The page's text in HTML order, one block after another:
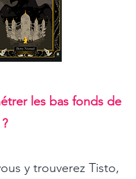
les bas fonds de
y trouverez Tisto,